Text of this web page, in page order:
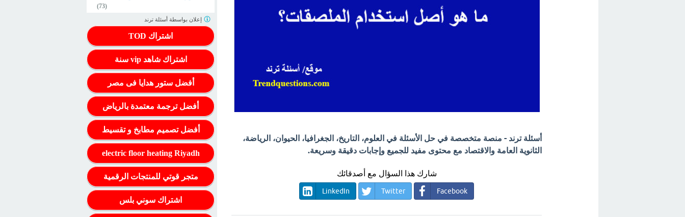
أسئلة ترند - منصة متخصصة في حل الأسئلة في العلوم، التاريخ، الجغرافيا، الحيوان، الرياضة،
الثانوية العامة والاقتصاد مع محتوى مفيد للجميع وإجابات دقيقة وسريعة.
شارك هذا السؤال مع أصدقائك
Facebook
Twitter
LinkedIn
(73)
اشتراك TOD
اشتراك شاهد vip سنة
أفضل ستور هدايا فى مصر
أفضل ترجمة معتمدة بالرياض
أفضل تصميم مطابخ و تقسيط
electric floor heating Riyadh
متجر قوتي للمنتجات الرقمية
اشتراك سوني بلس
إعلان بواسطةأسئلة ترند